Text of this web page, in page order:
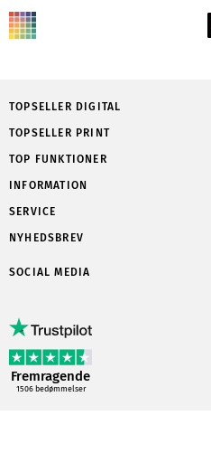
TOPSELLER DIGITAL
TOPSELLER PRINT
TOP FUNKTIONER
INFORMATION
SERVICE
Fremragende
1506bedømmelser
NYHEDSBREV
SOCIAL MEDIA